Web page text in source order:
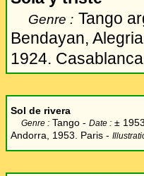
Genre : Tango
Bendayan,
1924.
Sol de rivera
Genre : Tango - Date : ±
Andorra, 1953. Paris -